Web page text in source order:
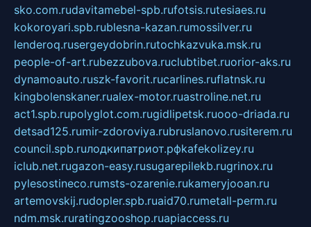
sko.com.rudavitamebel-spb.rufotsis.rutesiaes.ru
kokoroyari.spb.rublesna-kazan.rumossilver.ru
lenderoq.rusergeydobrin.rutochkazvuka.msk.ru
people-of-art.rubezzubova.ruclubtibet.ruorior-aks.ru
dynamoauto.ruszk-favorit.rucarlines.ruflatnsk.ru
kingbolenskaner.rualex-motor.ruastroline.net.ru
act1.spb.rupolyglot.com.rugidlipetsk.ruooo-driada.ru
detsad125.rumir-zdoroviya.rubruslanovo.rusiterem.ru
council.spb.ruлодкипатриот.рфkafekolizey.ru
iclub.net.rugazon-easy.rusugarepilekb.rugrinox.ru
pylesostineco.rumsts-ozarenie.rukameryjooan.ru
artemovskij.rudopler.spb.ruaid70.rumetall-perm.ru
ndm.msk.ruratingzooshop.ruapiaccess.ru